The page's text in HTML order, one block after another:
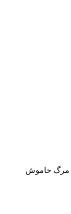
مرگ خاموش